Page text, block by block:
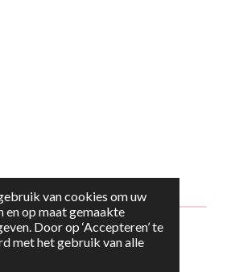
van cookies om uw
op maat gemaakte
Door op ‘Accepteren’ te
met het gebruik van alle